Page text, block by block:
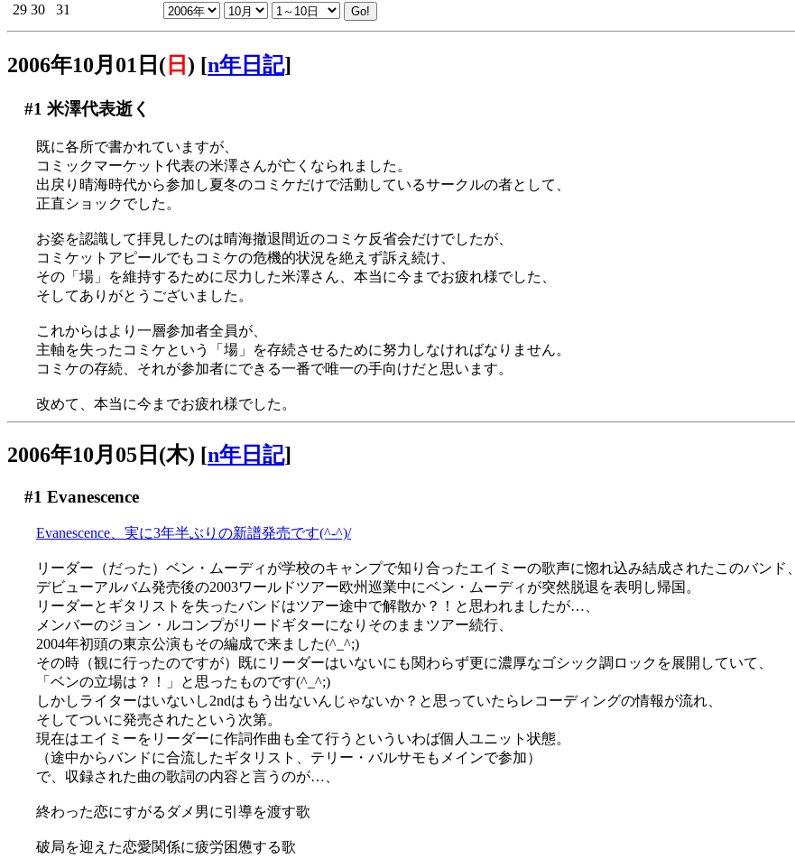
29 30 31
2006年10月01日( 日 ) [n年日記]
#1 米澤代表逝く
既に各所で書かれていますが、
コミックマーケット代表の米澤さんが亡くなられました。
出戻り晴海時代から参加し夏冬のコミケだけで活動しているサークルの者として、
正直ショックでした。
お姿を認識して拝見したのは晴海撤退間近のコミケ反省会だけでしたが、
コミケットアピールでもコミケの危機的状況を絶えず訴え続け、
その「場」を維持するために尽力した米澤さん、本当に今までお疲れ様でした、
そしてありがとうございました。
これからはより一層参加者全員が、
主軸を失ったコミケという「場」を存続させるために努力しなければなりません。
コミケの存続、それが参加者にできる一番で唯一の手向けだと思います。
改めて、本当に今までお疲れ様でした。
2006年10月05日(木) [n年日記]
#1 Evanescence
Evanescence、実に3年半ぶりの新譜発売です(^-^)/
リーダー（だった）ベン・ムーディが学校のキャンプで知り合ったエイミーの歌声に惚れ込み結成されたこのバンド、
デビューアルバム発売後の2003ワールドツアー欧州巡業中にベン・ムーディが突然脱退を表明し帰国。
リーダーとギタリストを失ったバンドはツアー途中で解散か？！と思われましたが…、
メンバーのジョン・ルコンプがリードギターになりそのままツアー続行、
2004年初頭の東京公演もその編成で来ました(^_^;)
その時（観に行ったのですが）既にリーダーはいないにも関わらず更に濃厚なゴシック調ロックを展開していて、
「ベンの立場は？！」と思ったものです(^_^;)
しかしライターはいないし2ndはもう出ないんじゃないか？と思っていたらレコーディングの情報が流れ、
そしてついに発売されたという次第。
現在はエイミーをリーダーに作詞作曲も全て行うといういわば個人ユニット状態。
（途中からバンドに合流したギタリスト、テリー・バルサモもメインで参加）
で、収録された曲の歌詞の内容と言うのが…、
終わった恋にすがるダメ男に引導を渡す歌
破局を迎えた恋愛関係に疲労困憊する歌